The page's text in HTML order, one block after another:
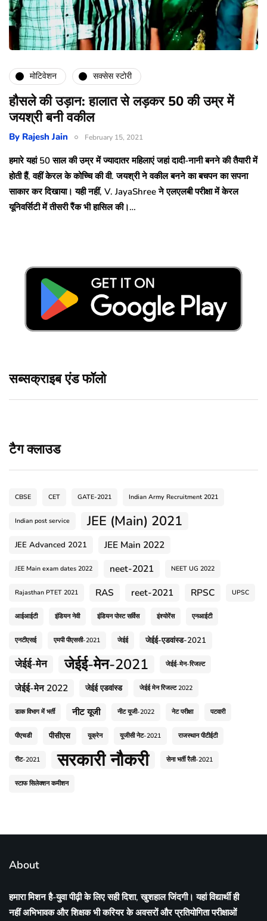
मोटिवेशन सक्सेस स्टोरी
हौसले की उड़ान: हालात से लड़कर 50 की उम्र में
जयश्री बनी वकील
By Rajesh Jain February 15, 2021
हमारे यहां 50 साल की उम्र में ज्यादातर महिलाएं जहां दादी-नानी बनने की तैयारी में
होती हैं, वहीं केरल के कोच्चि की वी. जयश्री ने वकील बनने का बचपन का सपना
साकार कर दिखाया। यही नहीं, V. JayaShree ने एलएलबी परीक्षा में केरल
यूनिवर्सिटी में तीसरी रैंक भी हासिल की।…
सब्सक्राइब एंड फॉलो
टैग क्लाउड
CBSE CET GATE-2021 Indian Army Recruitment 2021
Indian post service JEE (Main) 2021
JEE Advanced 2021 JEE Main 2022
JEE Main exam dates 2022 neet-2021 NEET UG 2022
Rajasthan PTET 2021 RAS reet-2021 RPSC UPSC
आईआईटी इंडियन नेवी इंडियन पोस्ट सर्विस इंश्योरेंस एनआईटी
एनटीएसई एमपी पीएससी-2021 जेईई जेईई-एडवांस्ड-2021
जेईई-मेन जेईई-मेन-2021 जेईई-मेन-रिजल्ट
जेईई-मेन 2022 जेईई एडवांस्ड जेईई मेन रिजल्ट 2022
डाक विभाग में भर्ती नीट यूजी नीट यूजी-2022 नेट परीक्षा पटवारी
पीएचडी पीसीएस यूक्रेन यूजीसी नेट-2021 राजस्थान पीटीईटी
रीट-2021 सरकारी नौकरी सेना भर्ती रैली-2021
स्टाफ सिलेक्शन कमीशन
About
हमारा मिशन है-युवा पीढ़ी के लिए सही दिशा, खुशहाल जिंदगी। यहां विद्यार्थी ही
नहीं अभिभावक और शिक्षक भी करियर के अवसरों और प्रतियोगिता परीक्षाओं